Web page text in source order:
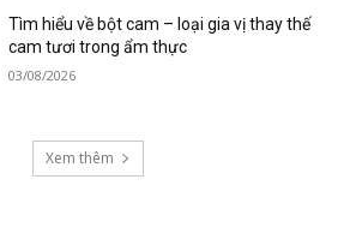
Tìm hiểu về bột cam – loại gia vị thay thế
cam tươi trong ẩm thực
03/08/2026
Xem thêm